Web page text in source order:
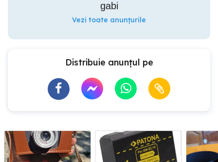
gabi
Vezi toate anunțurile
Distribuie anunțul pe